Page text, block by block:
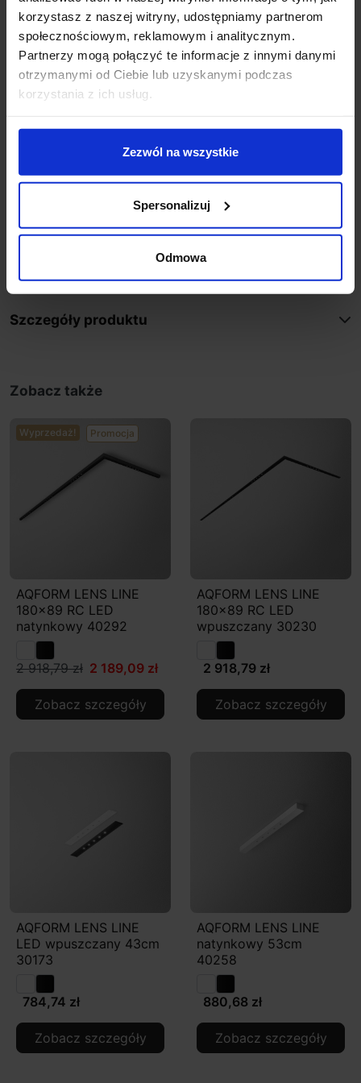
korzystasz z naszej witryny, udostępniamy partnerom
społecznościowym, reklamowym i analitycznym.
Partnerzy mogą połączyć te informacje z innymi danymi
otrzymanymi od Ciebie lub uzyskanymi podczas
korzystania z ich usług.
Zezwól na wszystkie
Spersonalizuj
Odmowa
Kolory czarny, biały
Sposób montażu sufit
Producent Aquaform
Gwarancja 5 lat
CRI >80
Inne kolory na zapytanie i po indywidualnej wycenie
Ściemnianie w opcji DALI, switchDIM, AQsmart
Źródło światła w komplecie
Produkt przygotowywany na indywidualne
typu towar nie podlega zwrotowi
Szczegóły produktu
Zobacz także
Wyprzedaż! Promocja
AQFORM LENS LINE
180x89 RC LED
natynkowy 40292
2 918,79 zł 2 189,09 zł
Zobacz szczegóły
AQFORM LENS LINE
180x89 RC LED
wpuszczany 30230
2 918,79 zł
Zobacz szczegóły
AQFORM LENS LINE
LED wpuszczany 43cm
30173
784,74 zł
Zobacz szczegóły
AQFORM LENS LINE
natynkowy 53cm
40258
880,68 zł
Zobacz szczegóły